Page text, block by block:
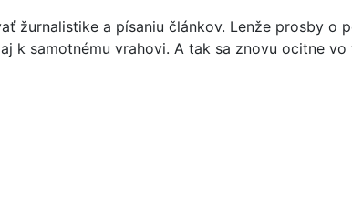
žurnalistike a písaniu článkov. Lenže prosby o
k samotnému vrahovi. A tak sa znovu ocitne